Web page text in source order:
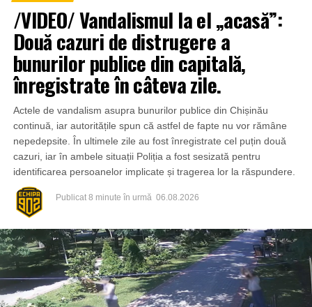
/VIDEO/ Vandalismul la el „acasă”:
Două cazuri de distrugere a
bunurilor publice din capitală,
înregistrate în câteva zile.
Actele de vandalism asupra bunurilor publice din Chișinău
continuă, iar autoritățile spun că astfel de fapte nu vor rămâne
nepedepsite. În ultimele zile au fost înregistrate cel puțin două
cazuri, iar în ambele situații Poliția a fost sesizată pentru
identificarea persoanelor implicate și tragerea lor la răspundere.
Publicat 8 minute în urmă 06.08.2026